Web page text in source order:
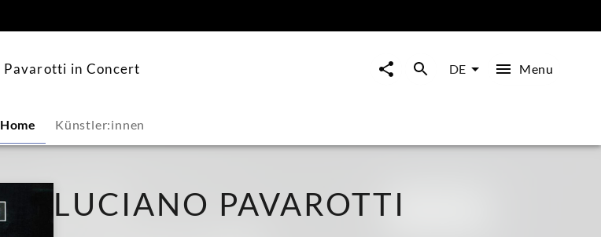
Pavarotti in Concert DE Menu
Home Künstler:innen
LUCIANO PAVAROTTI